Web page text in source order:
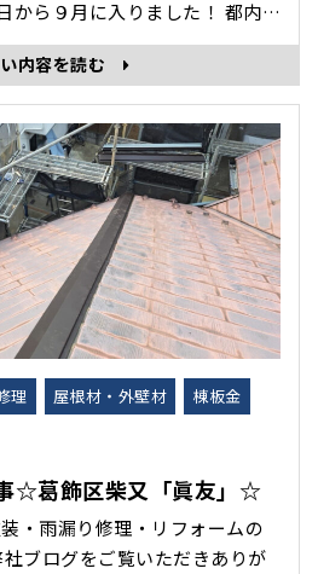
いております。 長く続い
る頃かと思います。 皆様、
いお過ごしくださいね！ 夏
内容を読む
理 屋根材・外壁材
棟板金
☆葛飾区柴又「眞友」☆
・雨漏り修理・リフォームの